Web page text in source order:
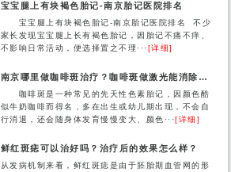
宝宝腿上有块褐色胎记-南京胎记医院排名
宝宝腿上有块褐色胎记-南京胎记医院排名 不少
家长发现宝宝腿上长有褐色胎记，因胎记不痛不痒、
不影响日常活动，便选择置之不理···[详细]
南京哪里做咖啡斑治疗？咖啡斑做激光能消除吗？
咖啡斑是一种常见的先天性色素胎记，因颜色酷
似牛奶咖啡而得名，多在出生或幼儿期出现，不会自
行消退，还会随身体发育慢慢变大、颜色···[详细]
鲜红斑痣可以治好吗？治疗后的效果怎么样？
从发病机制来看，鲜红斑痣是由于胚胎期血管网的形